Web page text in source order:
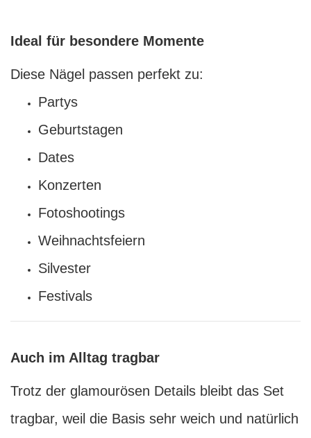
Ideal für besondere Momente
Diese Nägel passen perfekt zu:
Partys
Geburtstagen
Dates
Konzerten
Fotoshootings
Weihnachtsfeiern
Silvester
Festivals
Auch im Alltag tragbar
Trotz der glamourösen Details bleibt das Set
tragbar, weil die Basis sehr weich und natürlich